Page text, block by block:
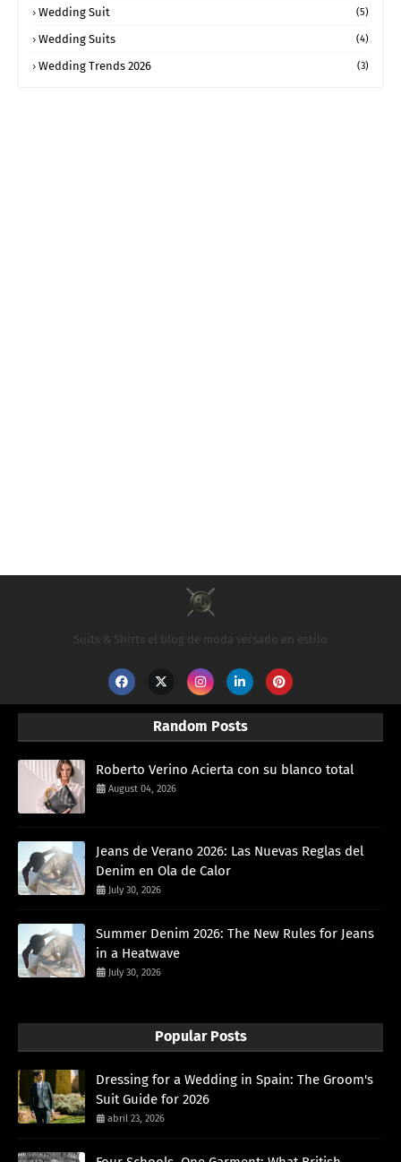
Wedding Suit (5)
Wedding Suits (4)
Wedding Trends 2026 (3)
Suits & Shirts el blog de moda versado en estilo
Random Posts
Roberto Verino Acierta con su blanco total
August 04, 2026
Jeans de Verano 2026: Las Nuevas Reglas del
Denim en Ola de Calor
July 30, 2026
Summer Denim 2026: The New Rules for Jeans
in a Heatwave
July 30, 2026
Popular Posts
Dressing for a Wedding in Spain: The Groom's
Suit Guide for 2026
abril 23, 2026